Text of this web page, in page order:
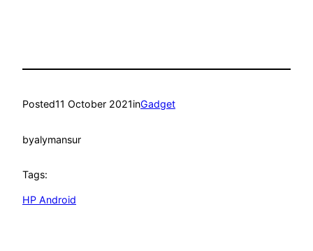
Posted11 October 2021inGadget
byalymansur
Tags:
HP Android